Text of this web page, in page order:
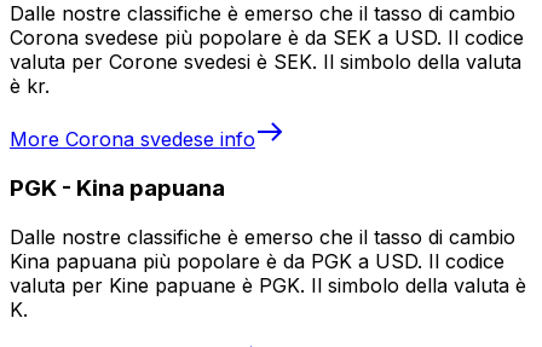
Dalle nostre classifiche è emerso che il tasso di cambio
Corona svedese più popolare è da SEK a USD. Il codice
valuta per Corone svedesi è SEK. Il simbolo della valuta
è kr.
More Corona svedese info
PGK - Kina papuana
Dalle nostre classifiche è emerso che il tasso di cambio
Kina papuana più popolare è da PGK a USD. Il codice
valuta per Kine papuane è PGK. Il simbolo della valuta è
K.